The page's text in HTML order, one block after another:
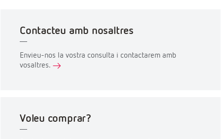
Contacteu amb nosaltres
Envieu-nos la vostra consulta i contactarem amb
vosaltres.
Voleu comprar?